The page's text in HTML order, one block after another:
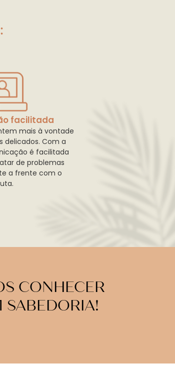
facilitada
mais à vontade
delicados. Com a
é facilitada
de problemas
a frente com o
CONHECER
SABEDORIA!